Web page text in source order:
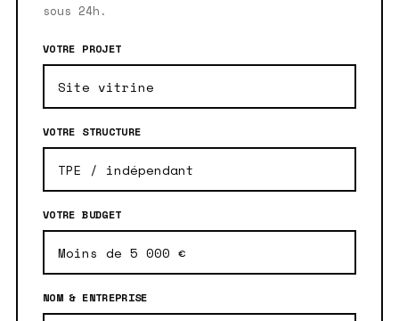
sous 24h.
VOTRE PROJET
VOTRE STRUCTURE
VOTRE BUDGET
NOM & ENTREPRISE